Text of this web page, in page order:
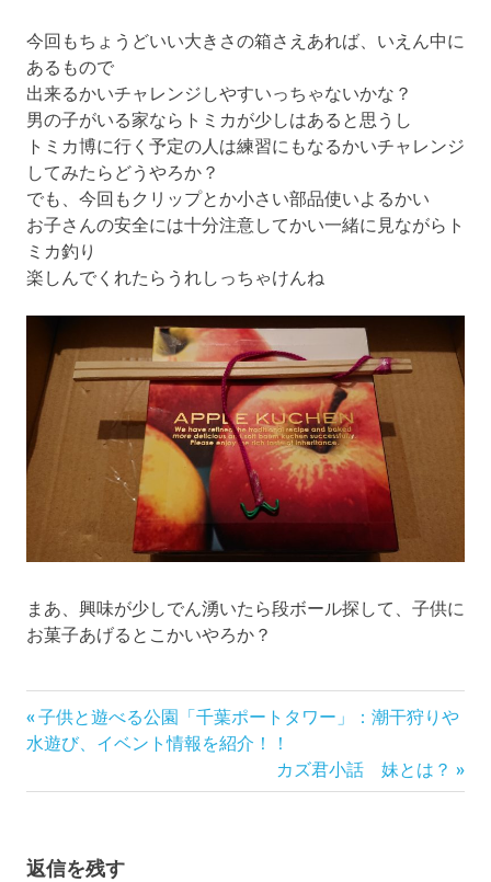
今回もちょうどいい大きさの箱さえあれば、いえん中に
あるもので
出来るかいチャレンジしやすいっちゃないかな？
男の子がいる家ならトミカが少しはあると思うし
トミカ博に行く予定の人は練習にもなるかいチャレンジ
してみたらどうやろか？
でも、今回もクリップとか小さい部品使いよるかい
お子さんの安全には十分注意してかい一緒に見ながらト
ミカ釣り
楽しんでくれたらうれしっちゃけんね
まあ、興味が少しでん湧いたら段ボール探して、子供に
お菓子あげるとこかいやろか？
投
ビ
前
の
事:
子供と遊べる公園「千葉ポートタワー」：潮干狩りや
水遊び、イベント情報を紹介！！
次
の
カズ君小話 妹とは？
返信を残す